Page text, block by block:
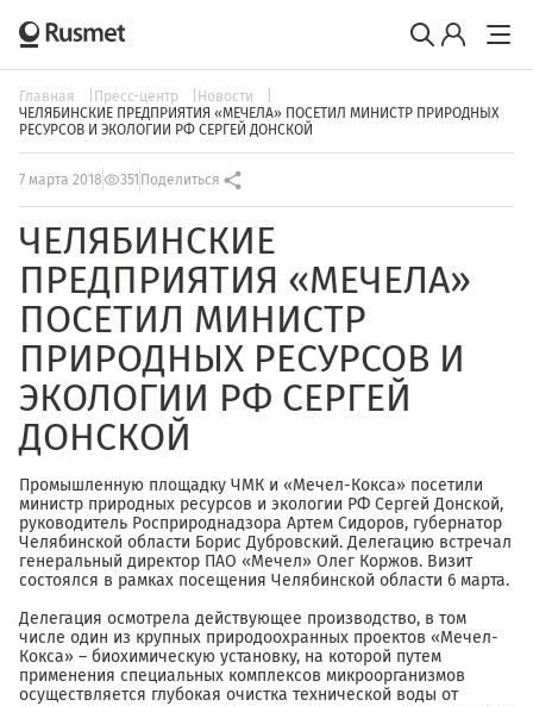
Главная Пресс-центр
Новости
ЧЕЛЯБИНСКИЕ ПРЕДПРИЯТИЯ «МЕЧЕЛА» ПОСЕТИЛ МИНИСТР ПРИРОДНЫХ
РЕСУРСОВ И ЭКОЛОГИИ РФ СЕРГЕЙ ДОНСКОЙ
7 марта 2018 351 Поделиться
ЧЕЛЯБИНСКИЕ
ПРЕДПРИЯТИЯ «МЕЧЕЛА»
ПОСЕТИЛ МИНИСТР
ПРИРОДНЫХ РЕСУРСОВ И
ЭКОЛОГИИ РФ СЕРГЕЙ
ДОНСКОЙ
Промышленную площадку ЧМК и «Мечел-Кокса» посетили
министр природных ресурсов и экологии РФ Сергей Донской,
руководитель Росприроднадзора Артем Сидоров, губернатор
Челябинской области Борис Дубровский. Делегацию встречал
генеральный директор ПАО «Мечел» Олег Коржов. Визит
состоялся в рамках посещения Челябинской области 6 марта.
Делегация осмотрела действующее производство, в том
числе один из крупных природоохранных проектов «Мечел-
Кокса» – биохимическую установку, на которой путем
применения специальных комплексов микроорганизмов
осуществляется глубокая очистка технической воды от